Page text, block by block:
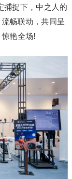
捕捉下，中之人的
畅联动，共同呈
艳全场!